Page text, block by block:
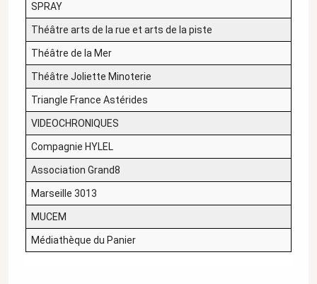
SPRAY
Théâtre arts de la rue et arts de la piste
Théâtre de la Mer
Théâtre Joliette Minoterie
Triangle France Astérides
VIDEOCHRONIQUES
Compagnie HYLEL
Association Grand8
Marseille 3013
MUCEM
Médiathèque du Panier